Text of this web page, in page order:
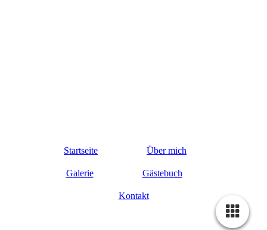
Startseite Über mich
Galerie Gästebuch
Kontakt